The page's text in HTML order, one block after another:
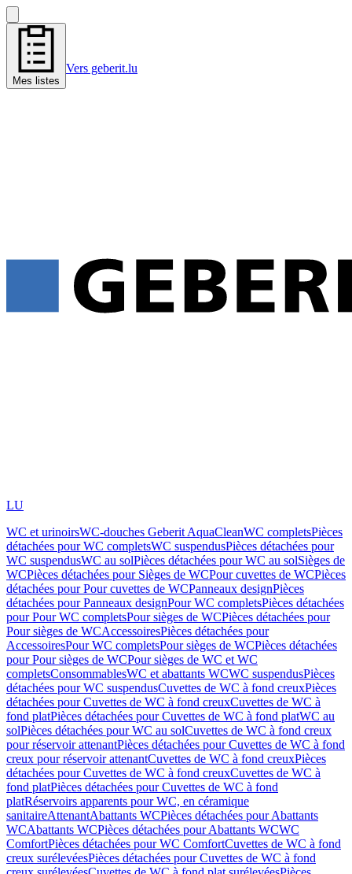
Mes listes
Vers geberit.lu
LU
WC et urinoirsWC-douches Geberit AquaCleanWC completsPièces
détachées pour WC completsWC suspendusPièces détachées pour
WC suspendusWC au solPièces détachées pour WC au solSièges de
WCPièces détachées pour Sièges de WCPour cuvettes de WCPièces
détachées pour Pour cuvettes de WCPanneaux designPièces
détachées pour Panneaux designPour WC completsPièces détachées
pour Pour WC completsPour sièges de WCPièces détachées pour
Pour sièges de WCAccessoiresPièces détachées pour
AccessoiresPour WC completsPour sièges de WCPièces détachées
pour Pour sièges de WCPour sièges de WC et WC
completsConsommablesWC et abattants WCWC suspendusPièces
détachées pour WC suspendusCuvettes de WC à fond creuxPièces
détachées pour Cuvettes de WC à fond creuxCuvettes de WC à
fond platPièces détachées pour Cuvettes de WC à fond platWC au
solPièces détachées pour WC au solCuvettes de WC à fond creux
pour réservoir attenantPièces détachées pour Cuvettes de WC à fond
creux pour réservoir attenantCuvettes de WC à fond creuxPièces
détachées pour Cuvettes de WC à fond creuxCuvettes de WC à
fond platPièces détachées pour Cuvettes de WC à fond
platRéservoirs apparents pour WC, en céramique
sanitaireAttenantAbattants WCPièces détachées pour Abattants
WCAbattants WCPièces détachées pour Abattants WCWC
ComfortPièces détachées pour WC ComfortCuvettes de WC à fond
creux surélevéesPièces détachées pour Cuvettes de WC à fond